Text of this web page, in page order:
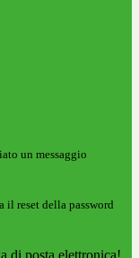
un messaggio
il reset della password